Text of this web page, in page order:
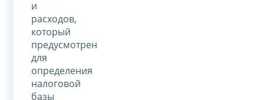
и
расходов,
который
предусмотрен
для
определения
налоговой
базы